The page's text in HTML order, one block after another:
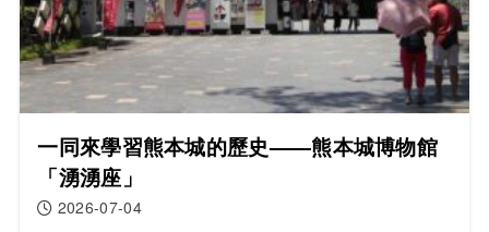
一同來學習熊本城的歷史——熊本城博物館
「湧湧座」
2026-07-04